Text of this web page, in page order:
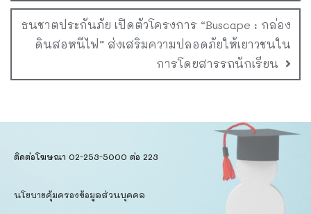
ธนชาตประกันภัย เปิดตัวโครงการ “Buscape : กล่อง
ดินสอหนีไฟ” ส่งเสริมความปลอดภัยให้เยาวชนใน
การโดยสารรถนักเรียน
ติดต่อโฆษณา 02-253-5000​ ต่อ 223
นโยบายคุ้มครองข้อมูลส่วนบุคคล​